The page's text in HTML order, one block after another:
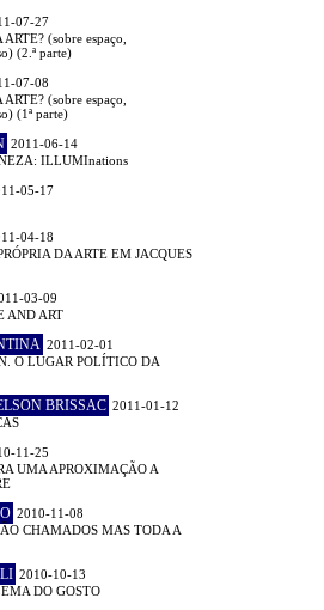
07-27
(sobre espaço,
(2.ª parte)
07-08
(sobre espaço,
(1ª parte)
2011-06-14
ILLUMInations
05-17
04-18
DA ARTE EM JACQUES
03-09
AND ART
2011-02-01
O LUGAR POLÍTICO DA
BRISSAC 2011-01-12
11-25
UMA APROXIMAÇÃO A
2010-11-08
CHAMADOS MAS TODA A
2010-10-13
DO GOSTO